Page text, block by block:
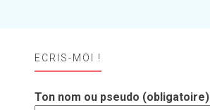
ECRIS-MOI !
Ton nom ou pseudo (obligatoire)